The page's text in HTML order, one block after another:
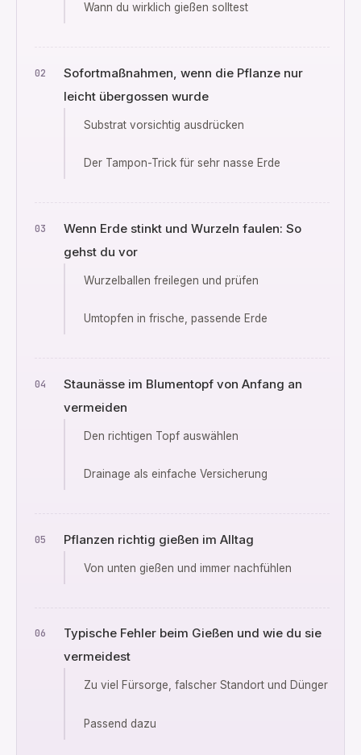
Wann du wirklich gießen solltest
Sofortmaßnahmen, wenn die Pflanze nur
leicht übergossen wurde
Substrat vorsichtig ausdrücken
Der Tampon-Trick für sehr nasse Erde
Wenn Erde stinkt und Wurzeln faulen: So
gehst du vor
Wurzelballen freilegen und prüfen
Umtopfen in frische, passende Erde
Staunässe im Blumentopf von Anfang an
vermeiden
Den richtigen Topf auswählen
Drainage als einfache Versicherung
Pflanzen richtig gießen im Alltag
Von unten gießen und immer nachfühlen
Typische Fehler beim Gießen und wie du sie
vermeidest
Zu viel Fürsorge, falscher Standort und Dünger
Passend dazu